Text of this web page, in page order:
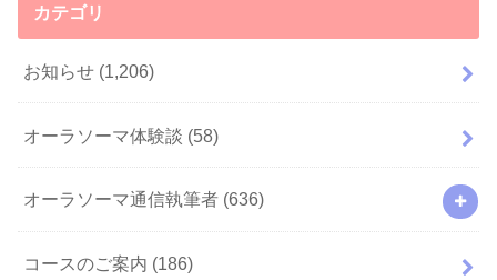
カテゴリ
お知らせ (1,206)
オーラソーマ体験談 (58)
オーラソーマ通信執筆者 (636)
コースのご案内 (186)